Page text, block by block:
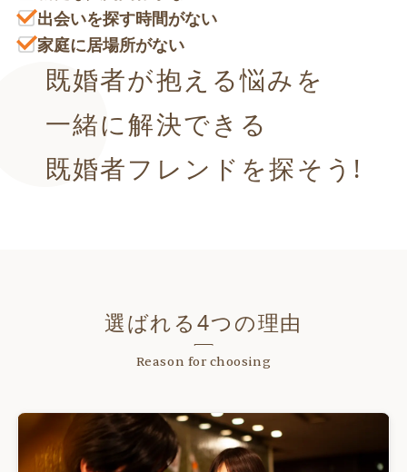
出会いを探す時間がない
家庭に居場所がない
既婚者が抱える悩みを
一緒に解決できる
既婚者フレンドを探そう!
選ばれる4つの理由
Reason for choosing